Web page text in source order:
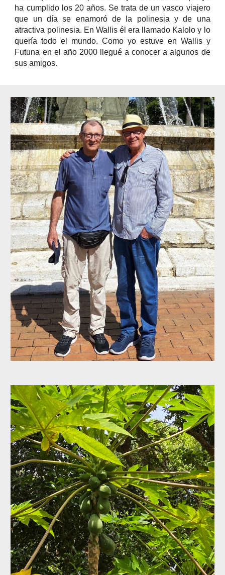
ha cumplido los 20 años. Se trata de un vasco viajero
que un día se enamoró de la polinesia y de una
atractiva polinesia. En Wallis él era llamado Kalolo y lo
quería todo el mundo. Como yo estuve en Wallis y
Futuna en el año 2000 llegué a conocer a algunos de
sus amigos.